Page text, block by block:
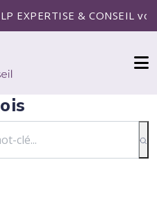
EXPERTISE & CONSEIL